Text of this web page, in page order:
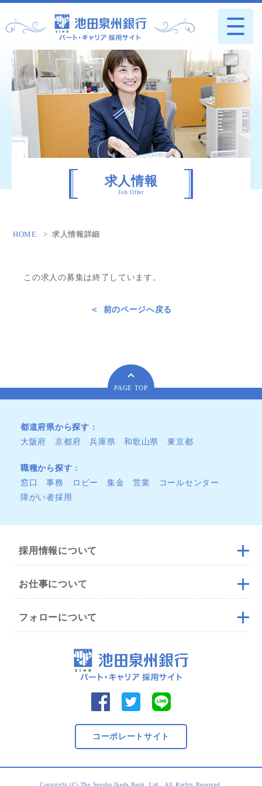
求人情報
Job Offer
HOME 求人情報詳細
この求人の募集は終了しています。
前のページへ戻る
PAGE TOP
都道府県から探す
大阪府
京都府 兵庫県 和歌山県 東京都
職種から探す
窓口
事務 ロビー 集金 営業
コールセンター
障がい者採用
採用情報について
お仕事について
フォローについて
コーポレートサイト
Copyright (C) The Senshu Ikeda Bank, Ltd., All Rights Reserved.